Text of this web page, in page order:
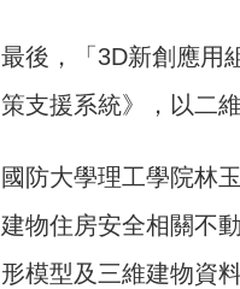
最後，「3D新創應用
策支援系統》，以二
國防大學理工學院林
建物住房安全相關不
形模型及三維建物資